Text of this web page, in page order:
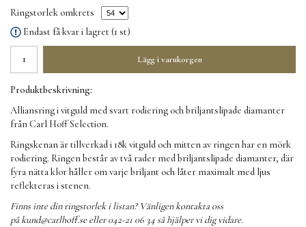
Ringstorlek omkrets
Endast få kvar i lagret (1 st)
Lägg i varukorgen
Produktbeskrivning:
Alliansring i vitguld med svart rodiering och briljantslipade diamanter
från Carl Hoff Selection.
Ringskenan är tillverkad i 18k vitguld och mitten av ringen har en mörk
rodiering. Ringen består av två rader med briljantslipade diamanter, där
fyra nätta klor håller om varje briljant och låter maximalt med ljus
reflekteras i stenen.
Finns inte din ringstorlek i listan? Vänligen kontakta oss
påkund@carlhoff.seeller 042-21 06 34 så hjälper vi dig vidare.